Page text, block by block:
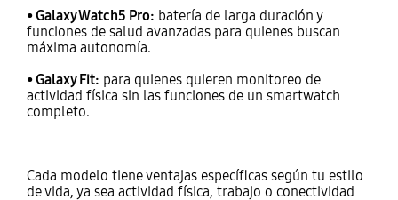
• Galaxy Watch5 Pro: batería de larga duración y
funciones de salud avanzadas para quienes buscan
máxima autonomía.
• Galaxy Fit: para quienes quieren monitoreo de
actividad física sin las funciones de un smartwatch
completo.
Cada modelo tiene ventajas específicas según tu estilo
de vida, ya sea actividad física, trabajo o conectividad